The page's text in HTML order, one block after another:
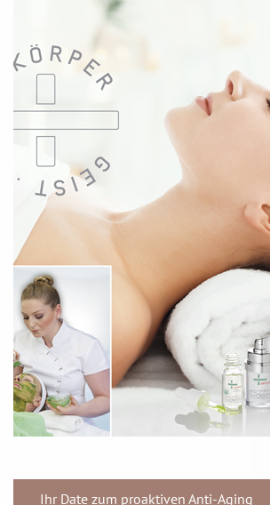
Ihr Date zum proaktiven Anti-Aging